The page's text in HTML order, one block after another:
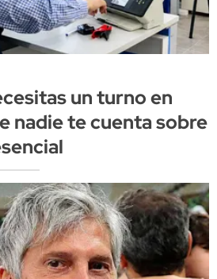
un turno en
nadie te cuenta sobre